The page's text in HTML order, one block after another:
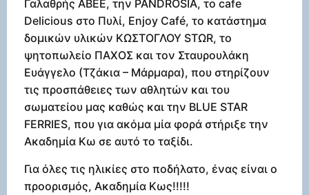
Γαλαθρής ΑΒΕΕ, την PANDROSIA, το cafe
Delicious στο Πυλί, Enjoy Café, το κατάστημα
δομικών υλικών ΚΩΣΤΟΓΛΟΥ STΩR, το
ψητοπωλείο ΠΑΧΟΣ και τον Σταυρουλάκη
Ευάγγελο (Τζάκια – Μάρμαρα), που στηρίζουν
τις προσπάθειες των αθλητών και του
σωματείου μας καθώς και την BLUE STAR
FERRIES, που για ακόμα μία φορά στήριξε την
Ακαδημία Κω σε αυτό το ταξίδι.
Για όλες τις ηλικίες στο ποδήλατο, ένας είναι ο
προορισμός, Ακαδημία Κως!!!!!